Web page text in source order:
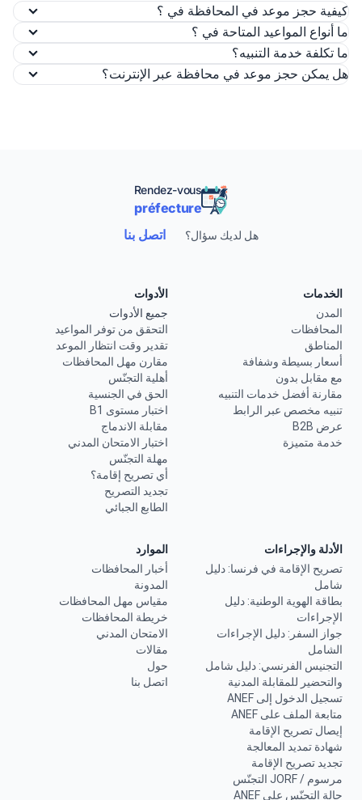
كيفية حجز موعد في المحافظة في ؟
ما أنواع المواعيد المتاحة في ؟
ما تكلفة خدمة التنبيه؟
هل يمكن حجز موعد في محافظة عبر الإنترنت؟
Rendez-vous
préfecture
هل لديك سؤال؟ اتصل بنا
الخدمات
المدن
المحافظات
المناطق
أسعار بسيطة وشفافة
مع مقابل بدون
مقارنة أفضل خدمات التنبيه
تنبيه مخصص عبر الرابط
عرض B2B
خدمة متميزة
الأدوات
جميع الأدوات
التحقق من توفر المواعيد
تقدير وقت انتظار الموعد
مقارن مهل المحافظات
أهلية التجنّس
الحق في الجنسية
اختبار مستوى B1
مقابلة الاندماج
اختبار الامتحان المدني
مهلة التجنّس
أي تصريح إقامة؟
تجديد التصريح
الطابع الجبائي
الأدلة والإجراءات
تصريح الإقامة في فرنسا: دليل
شامل
بطاقة الهوية الوطنية: دليل
الإجراءات
جواز السفر: دليل الإجراءات
الشامل
التجنيس الفرنسي: دليل شامل
والتحضير للمقابلة المدنية
تسجيل الدخول إلى ANEF
متابعة الملف على ANEF
إيصال تصريح الإقامة
شهادة تمديد المعالجة
تجديد تصريح الإقامة
مرسوم / JORF التجنّس
حالة التجنّس على ANEF
الموارد
أخبار المحافظات
المدونة
مقياس مهل المحافظات
خريطة المحافظات
الامتحان المدني
مقالات
حول
اتصل بنا